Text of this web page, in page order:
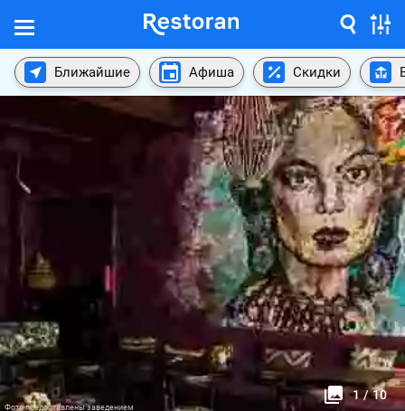
Ближайшие Афиша Скидки
1 / 10
Фото предоставлены заведением